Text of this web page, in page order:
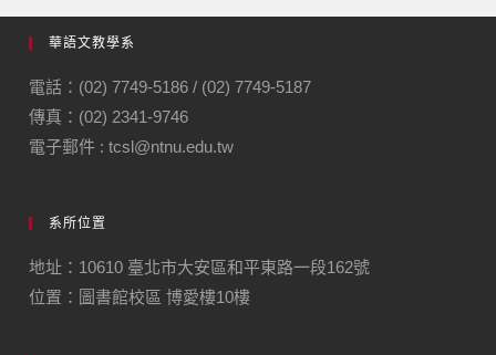
華語文教學系
電話：(02) 7749-5186 / (02) 7749-5187
傳真：(02) 2341-9746
電子郵件 : tcsl@ntnu.edu.tw
系所位置
地址：10610 臺北市大安區和平東路一段162號
位置：圖書館校區 博愛樓10樓